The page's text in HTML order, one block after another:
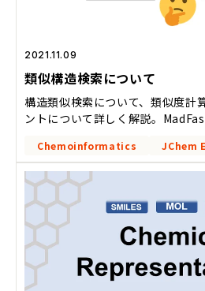
2021.11.09
類似構造検索について
構造類似検索について、類似度計
ントについて詳しく解説。
Chemoinformatics JChem